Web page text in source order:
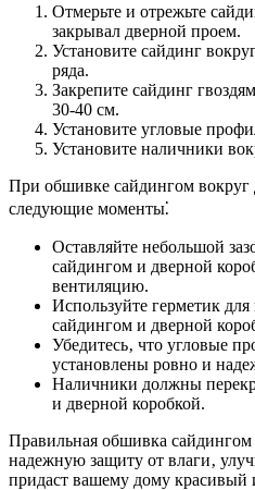
Отмерьте и отрежьте
закрывал дверной проем.
Установите сайдинг
ряда.
Закрепите сайдинг
30-40 см.
Установите угловые
Установите наличники
При обшивке сайдингом вокруг
следующие моменты⁚
Оставляйте небольшой
сайдингом и дверной
вентиляцию.
Используйте герметик
сайдингом и дверной
Убедитесь‚ что угловые
установлены ровно и
Наличники должны
и дверной коробкой.
Правильная обшивка сайдингом
надежную защиту от влаги‚
придаст вашему дому красивый